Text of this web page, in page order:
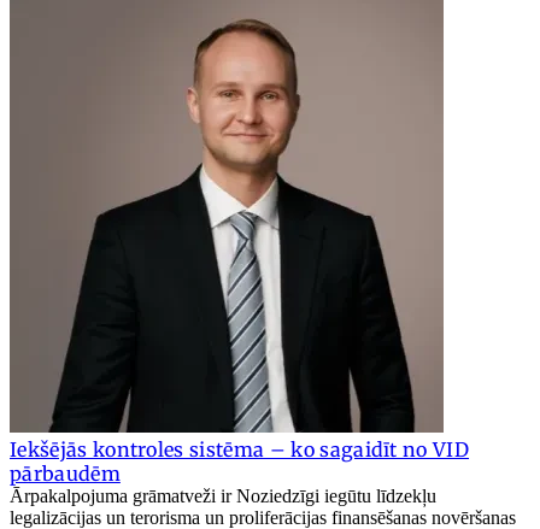
Iekšējās kontroles sistēma – ko sagaidīt no VID
pārbaudēm
Ārpakalpojuma grāmatveži ir Noziedzīgi iegūtu līdzekļu
legalizācijas un terorisma un proliferācijas finansēšanas novēršanas